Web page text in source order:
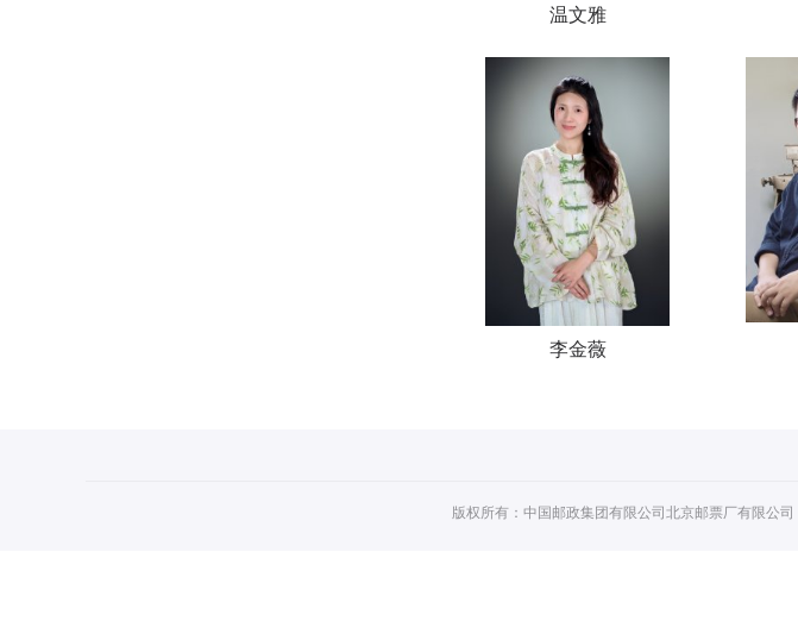
温文雅
李金薇
版权所有：中国邮政集团有限公司北京邮票厂有限公司